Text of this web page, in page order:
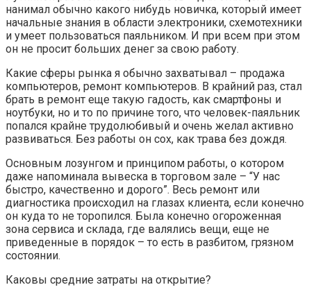
нанимал обычно какого нибудь новичка, который имеет
начальные знания в области электроники, схемотехники
и умеет пользоваться паяльником. И при всем при этом
он не просит больших денег за свою работу.
Какие сферы рынка я обычно захватывал – продажа
компьютеров, ремонт компьютеров. В крайний раз, стал
брать в ремонт еще такую гадость, как смартфоны и
ноутбуки, но и то по причине того, что человек-паяльник
попался крайне трудолюбивый и очень желал активно
развиваться. Без работы он сох, как трава без дождя.
Основным лозунгом и принципом работы, о котором
даже напоминала вывеска в торговом зале – “У нас
быстро, качественно и дорого”. Весь ремонт или
диагностика происходил на глазах клиента, если конечно
он куда то не торопился. Была конечно огороженная
зона сервиса и склада, где валялись вещи, еще не
приведенные в порядок – то есть в разбитом, грязном
состоянии.
Каковы средние затраты на открытие?